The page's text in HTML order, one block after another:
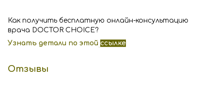
Как получить бесплатную онлайн-консультацию
врача DOCTOR CHOICE?
Узнать детали по этой ссылке
Отзывы